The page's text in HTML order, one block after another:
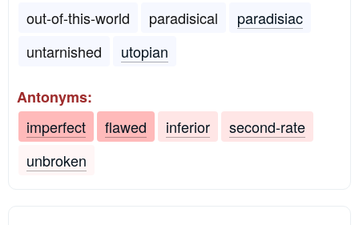
out-of-this-world
paradisical
paradisiac
untarnished
utopian
Antonyms:
imperfect
flawed inferior
second-rate
unbroken